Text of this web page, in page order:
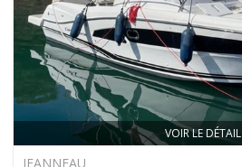
VOIR LE DÉTAIL
JEANNEAU